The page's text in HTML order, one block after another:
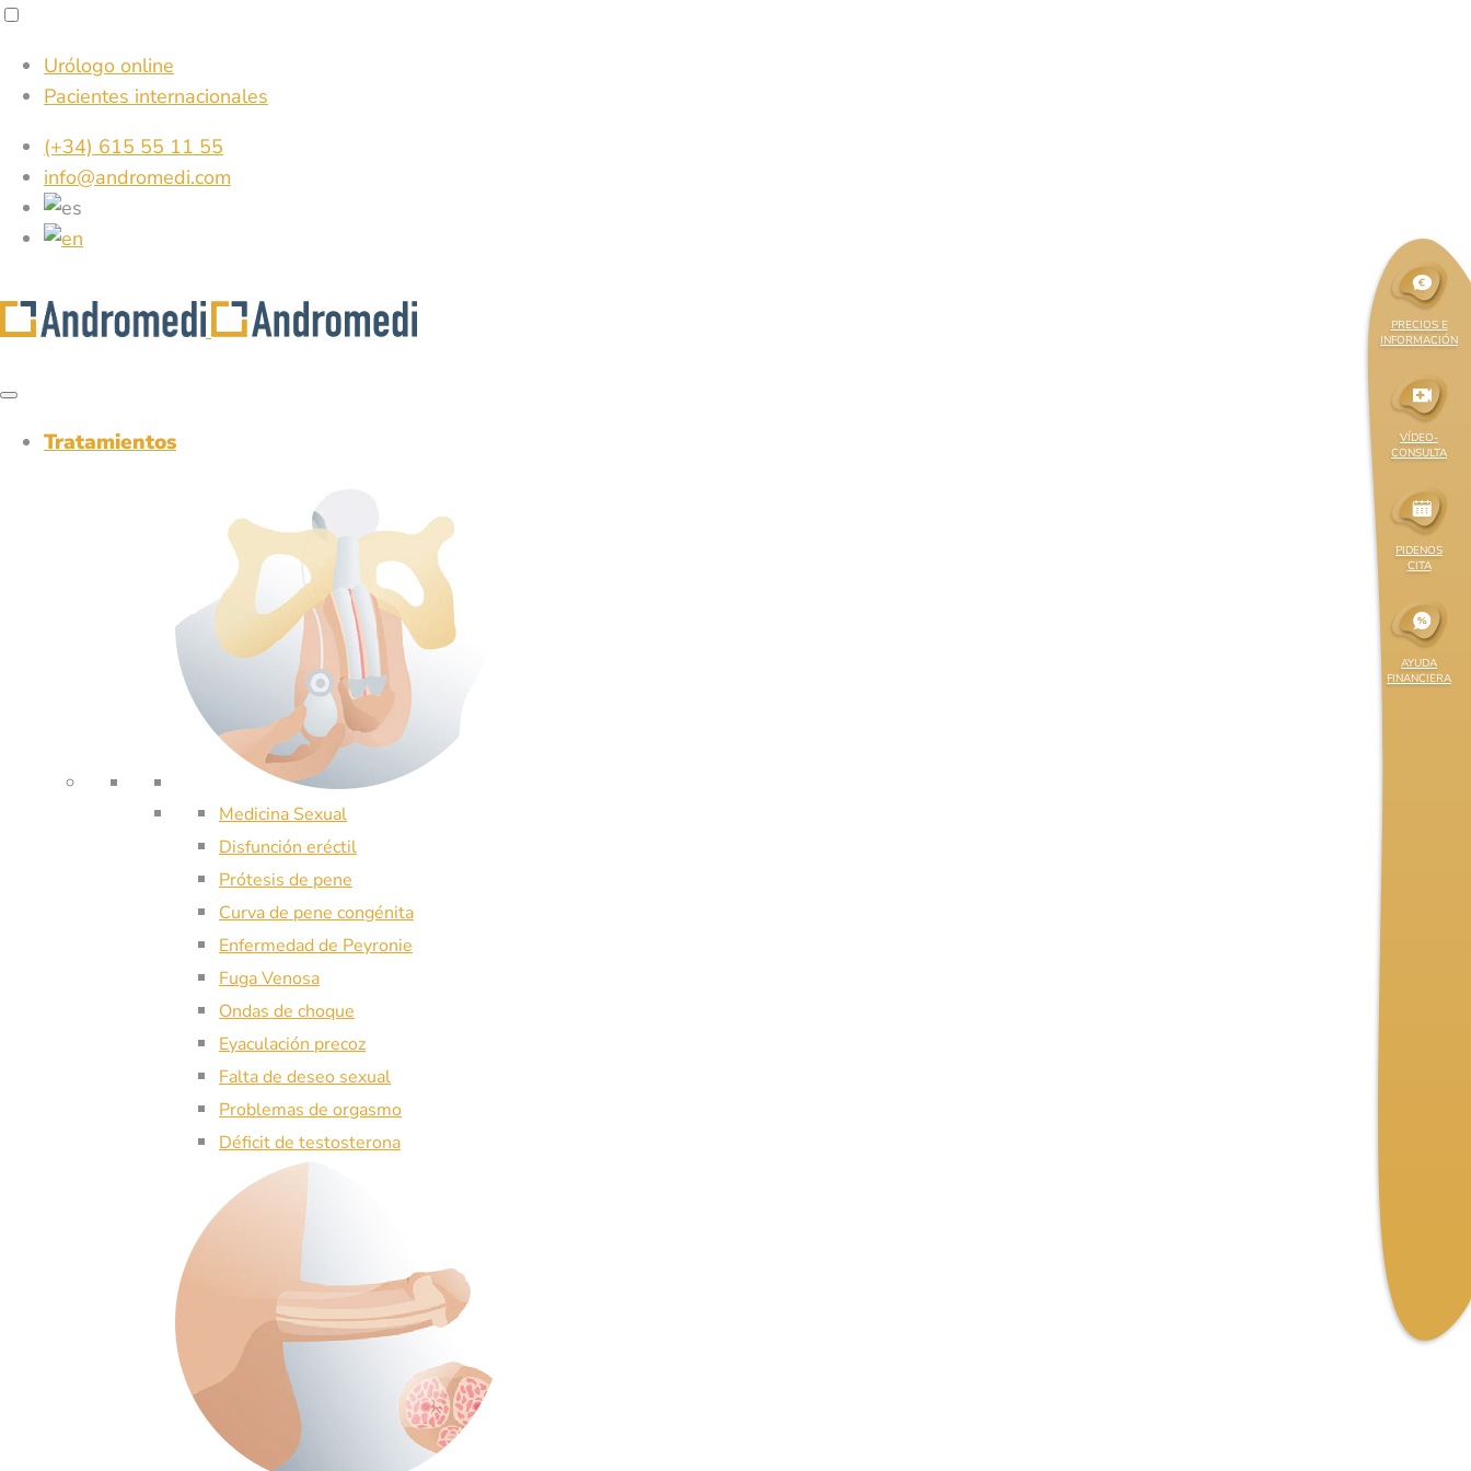
Urólogo online
Pacientes internacionales
(+34) 615 55 11 55
info@andromedi.com
Tratamientos
Medicina Sexual
Disfunción eréctil
Prótesis de pene
Curva de pene congénita
Enfermedad de Peyronie
Fuga Venosa
Ondas de choque
Eyaculación precoz
Falta de deseo sexual
Problemas de orgasmo
Déficit de testosterona
PRECIOS E
INFORMACIÓN
VÍDEO-
CONSULTA
PIDENOS
CITA
AYUDA
FINANCIERA